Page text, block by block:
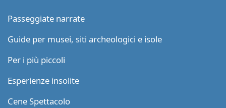
Passeggiate narrate
Guide per musei, siti archeologici e isole
Per i più piccoli
Esperienze insolite
Cene Spettacolo